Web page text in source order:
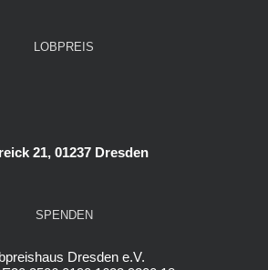
LOBPREIS
21, 01237 Dresden
SPENDEN
Dresden e.V.